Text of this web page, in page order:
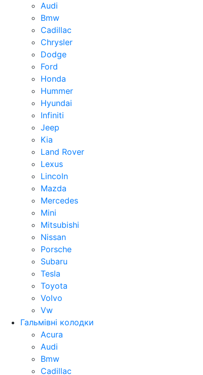
Audi
Bmw
Cadillac
Chrysler
Dodge
Ford
Honda
Hummer
Hyundai
Infiniti
Jeep
Kia
Land Rover
Lexus
Lincoln
Mazda
Mercedes
Mini
Mitsubishi
Nissan
Porsche
Subaru
Tesla
Toyota
Volvo
Vw
Гальмівні колодки
Acura
Audi
Bmw
Cadillac